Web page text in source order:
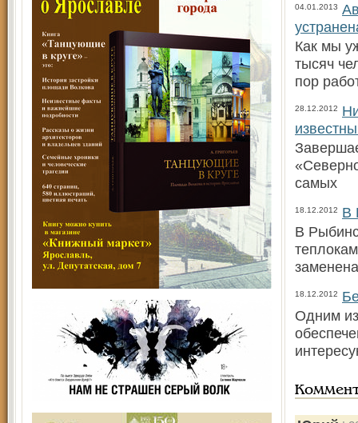
04.01.2013
Как мы
тысяч
пор
28.12.2012
самых
18.12.2012
В
В
18.12.2012
Одним из